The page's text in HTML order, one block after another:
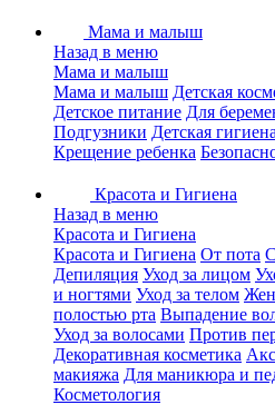
Мама и малыш
Назад в меню
Мама и малыш
Мама и малыш Детская
Детское питание Для
Подгузники Детская гигиена
Крещение ребенка
Красота и Гигиена
Назад в меню
Красота и Гигиена
Красота и Гигиена От пота
Депиляция Уход за лицом
и ногтями Уход за телом
полостью рта Выпадение
Уход за волосами Против
Декоративная косметика
макияжа Для маникюра и
Косметология